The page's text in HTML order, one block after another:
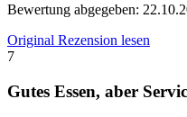
Bewertung abgegeben:
Original Rezension lesen
7
Gutes Essen, aber